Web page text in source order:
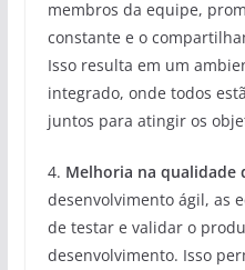
membros da equipe,
constante e o
Isso resulta em um
integrado, onde todos
juntos para atingir os
4. Melhoria na qualidade
desenvolvimento ágil, as
de testar e validar o
desenvolvimento. Isso